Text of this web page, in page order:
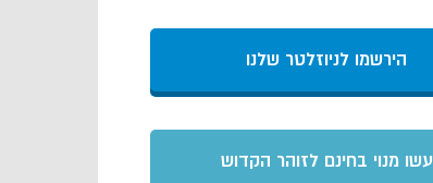
הירשמו לניוזלטר שלנו
עשו מנוי בחינם לזוהר הקדוש